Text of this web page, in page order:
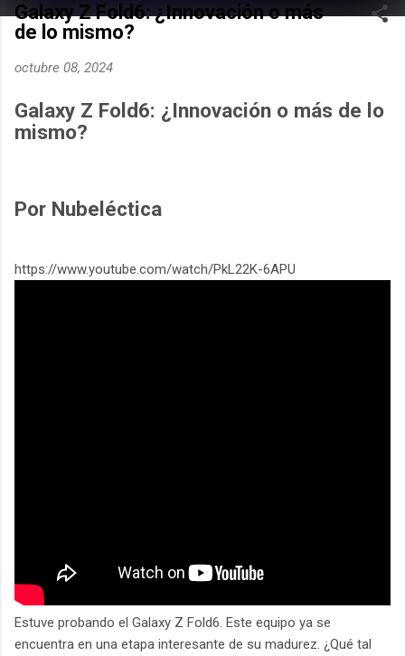
Galaxy Z Fold6: ¿Innovación o más
de lo mismo?
octubre 08, 2024
Galaxy Z Fold6: ¿Innovación o más de lo
mismo?
Por Nubeléctica
https://www.youtube.com/watch/PkL22K-6APU
Estuve probando el Galaxy Z Fold6. Este equipo ya se
encuentra en una etapa interesante de su madurez. ¿Qué tal